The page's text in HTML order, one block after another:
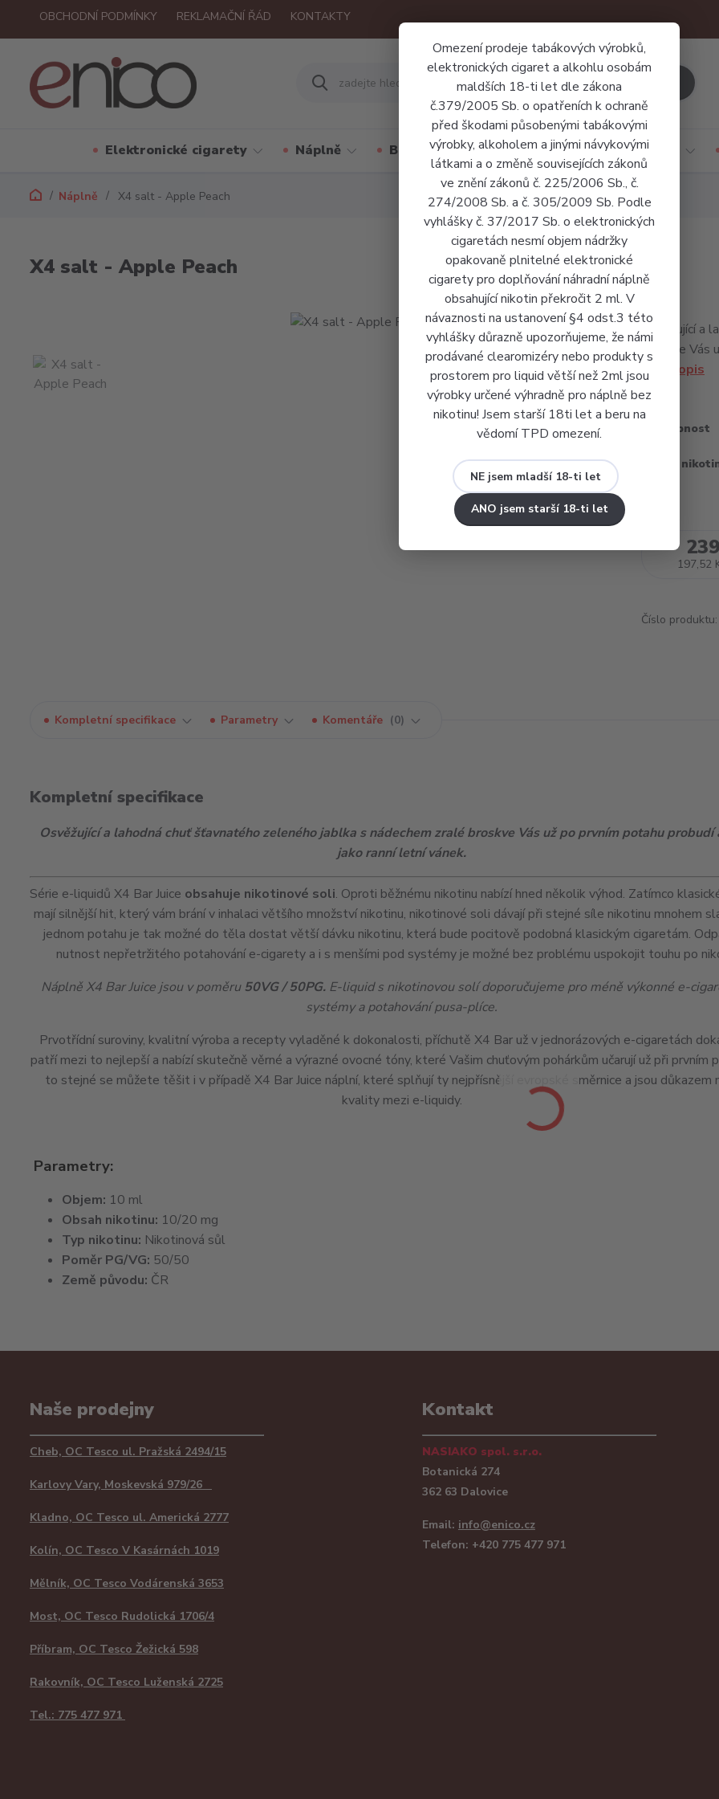
Omezení prodeje tabákových výrobků,
elektronických cigaret a alkohlu osobám
maldších 18-ti let dle zákona
č.379/2005 Sb. o opatřeních k ochraně
před škodami působenými tabákovými
výrobky, alkoholem a jinými návykovými
látkami a o změně souvisejících zákonů
ve znění zákonů č. 225/2006 Sb., č.
274/2008 Sb. a č. 305/2009 Sb. Podle
vyhlášky č. 37/2017 Sb. o elektronických
cigaretách nesmí objem nádržky
opakovaně plnitelné elektronické
cigarety pro doplňování náhradní náplně
obsahující nikotin překročit 2 ml. V
návaznosti na ustanovení §4 odst.3 této
vyhlášky důrazně upozorňujeme, že námi
prodávané clearomizéry nebo produkty s
prostorem pro liquid větší než 2ml jsou
výrobky určené výhradně pro náplně bez
nikotinu! Jsem starší 18ti let a beru na
vědomí TPD omezení.
NE jsem mladší 18-ti let
ANO jsem starší 18-ti let
OBCHODNÍ PODMÍNKY REKLAMAČNÍ ŘÁD KONTAKTY
Elektronické cigarety Náplně Báze a příchutě Jednorázové cigarety
Náplně X4 salt - Apple Peach
X4 salt - Apple Peach
Osvěžující
broskve
celý popis
Dostupnost
Obsah
197,52
Číslo produktu:
Kompletní specifikace Parametry Komentáře 0
Kompletní specifikace
Osvěžující a lahodná chuť šťavnatého zeleného jablka s nádechem zralé broskve Vás už po prvním potahu probudí
jako ranní letní vánek.
Série e-liquidů X4 Bar Juice obsahuje nikotinové soli. Oproti běžnému nikotinu nabízí hned několik výhod. Zatímco
mají silnějšíhit, který vám brání v inhalaci většího množství nikotinu, nikotinové soli dávají při stejné síle nikotinu mnohem
jednom potahu je tak možné do těla dostat větší dávku nikotinu, která bude pocitově podobná klasickým cigaretám.
nutnost nepřetržitého potahování e-cigarety a i s menšími pod systémy je možné bez problému uspokojit touhu po
Náplně X4 Bar Juice jsou v poměru 50VG / 50PG.E-liquid s nikotinovou solí doporučujeme pro méně výkonné e-
systémy a potahování pusa-plíce.
Prvotřídní suroviny, kvalitní výroba a recepty vyladěné k dokonalosti, příchutě X4 Bar už v jednorázových e-cigaretách
patří mezi to nejlepší a nabízí skutečně věrné a výrazné ovocné tóny, které Vašim chuťovým pohárkům učarují už při prvním
to stejné se můžete těšit i v případě X4 Bar Juice náplní, které splňují ty nejpřísnější evropské směrnice a jsou důkazem
kvality mezi e-liquidy.
Parametry:
Objem: 10 ml
Obsah nikotinu: 10/20 mg
Typ nikotinu: Nikotinová sůl
Poměr PG/VG: 50/50
Země původu: ČR
Naše prodejny
Cheb, OC Tesco ul. Pražská 2494/15
Karlovy Vary, Moskevská 979/26
Kladno, OC Tesco ul. Americká 2777
Kolín, OC Tesco V Kasárnách 1019
Mělník, OC Tesco Vodárenská 3653
Most, OC Tesco Rudolická 1706/4
Příbram, OC Tesco Žežická 598
Rakovník, OC Tesco Luženská 2725
Tel.: 775 477 971
Kontakt
NASIAKO spol. s.r.o.
Botanická 274
362 63 Dalovice
Email: info@enico.cz
Telefon: +420 775 477 971